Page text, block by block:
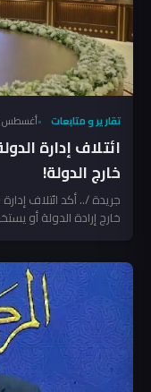
تقارير و متابعات أغسطس 6, 2026
ائتلاف إدارة
خارج الدولة!
جريدة /.. أكد ائتلاف
خارج إرادة الدولة أو